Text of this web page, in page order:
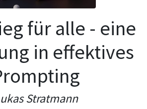
für alle - eine
in effektives
Stratmann